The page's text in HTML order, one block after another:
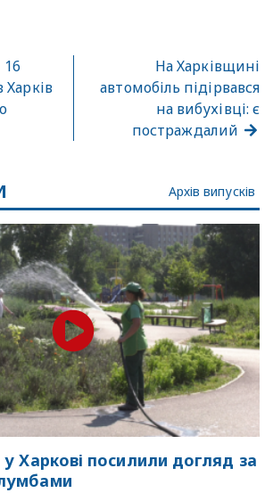
16
Харків
На Харківщині
автомобіль підірвався
на вибухівці: є
постраждалий
Архів випусків
Харкові посилили догляд за